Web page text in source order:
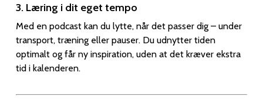
3. Læring i dit eget tempo
Med en podcast kan du lytte, når det passer dig – under
transport, træning eller pauser. Du udnytter tiden
optimalt og får ny inspiration, uden at det kræver ekstra
tid i kalenderen.